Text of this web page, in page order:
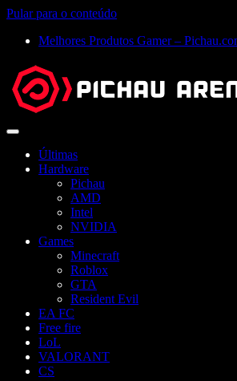
Pular para o conteúdo
Melhores Produtos Gamer –
Abrir
Últimas
Hardware
Pichau
AMD
Intel
NVIDIA
Games
Minecraft
Roblox
GTA
Resident Evil
EA FC
Free fire
LoL
VALORANT
CS